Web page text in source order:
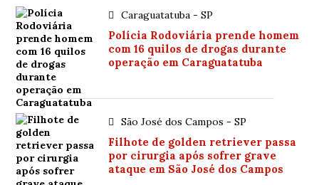
Caraguatatuba - SP
Polícia Rodoviária prende homem
com 16 quilos de drogas durante
operação em Caraguatatuba
São José dos Campos - SP
Filhote de golden retriever passa
por cirurgia após sofrer grave
ataque em São José dos Campos